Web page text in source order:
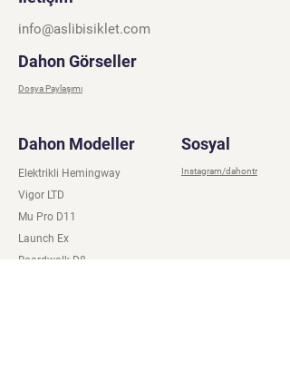
info@aslibisiklet.com
Dahon Görseller
Dosya Paylaşımı
Dahon Modeller
Elektrikli Hemingway
Vigor LTD
Mu Pro D11
Launch Ex
Boardwalk D8
Sosyal
Instagram/dahontr